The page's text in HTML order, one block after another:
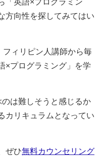
「英語×プログラミン
方向性を探してみてはい
フィリピン人講師から毎
×プログラミング」を学
のは難しそうと感じるか
カリキュラムとなってい
ぜひ無料カウンセリング